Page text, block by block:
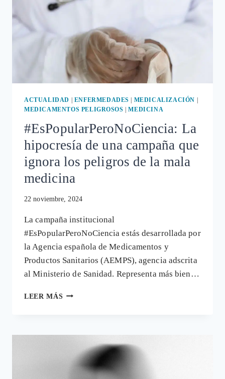
ANTIDEPRESIVOS:
DEJANDO
HUMANIDAD»
ACTUALIDAD ENFERMEDADES MEDICALIZACIÓN
MEDICAMENTOS PELIGROSOS |MEDICINA
#EsPopularPeroNoCiencia: La
hipocresía de una campaña que
ignora los peligros de la mala
medicina
22 noviembre, 2024
La campaña institucional
#EsPopularPeroNoCiencia estás desarrollada por
la Agencia española de Medicamentos y
Productos Sanitarios (AEMPS), agencia adscrita
al Ministerio de Sanidad. Representa más bien…
LEER MÁS #ESPOPULARPERONOCIENCIA:
UNA
CAMPAÑA
QUE
IGNORA